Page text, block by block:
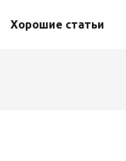
Хорошие статьи